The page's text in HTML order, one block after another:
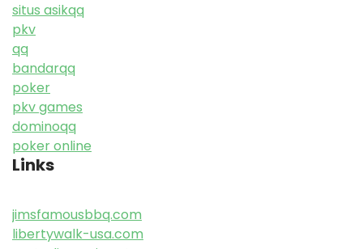
situs asikqq
pkv
qq
bandarqq
poker
pkv games
dominoqq
poker online
Links
jimsfamousbbq.com
libertywalk-usa.com